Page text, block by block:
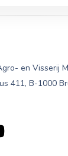
en Visserij
411, B-1000